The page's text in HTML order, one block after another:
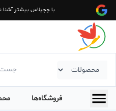
با چچیلاس بیشتر آشنا
فروشگاه‌ها